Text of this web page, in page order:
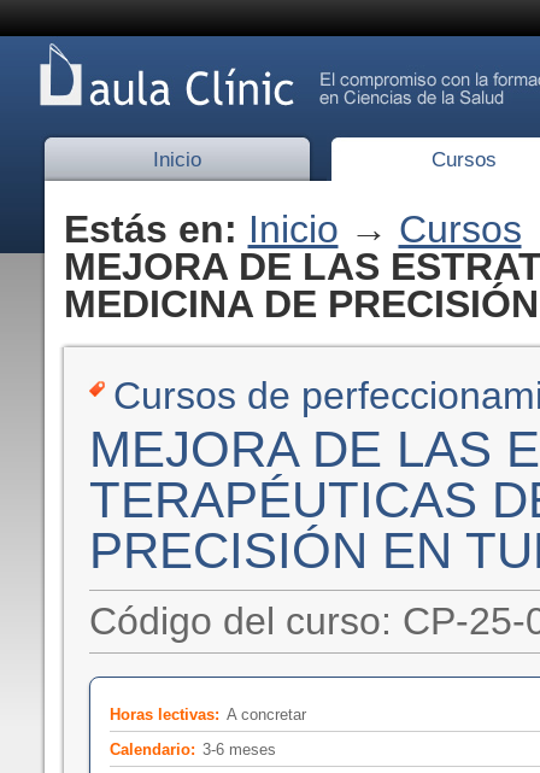
Inicio Cursos
Estás en: Inicio → Cursos
MEJORA DE LAS
MEDICINA DE
Cursos de
MEJORA DE LAS
TERAPÉUTICAS
PRECISIÓN EN
Código del curso: CP-25-
Horas lectivas: A concretar
Calendario: 3-6 meses